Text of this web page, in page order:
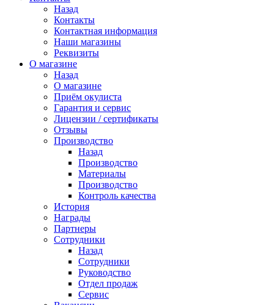
Назад
Контакты
Контактная информация
Наши магазины
Реквизиты
О магазине
Назад
О магазине
Приём окулиста
Гарантия и сервис
Лицензии / сертификаты
Отзывы
Производство
Назад
Производство
Материалы
Производство
Контроль качества
История
Награды
Партнеры
Сотрудники
Назад
Сотрудники
Руководство
Отдел продаж
Сервис